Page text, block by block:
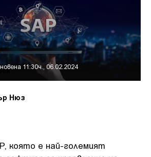
11:30ч., 06.02.2024
Нюз
която е най-големият